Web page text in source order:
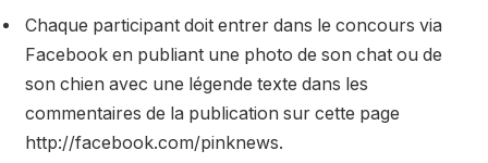
Chaque participant doit entrer dans le concours via
Facebook en publiant une photo de son chat ou de
son chien avec une légende texte dans les
commentaires de la publication sur cette page
http://facebook.com/pinknews.